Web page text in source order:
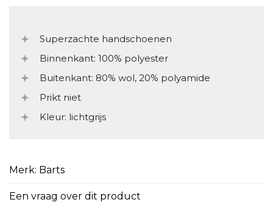
Superzachte handschoenen
Binnenkant: 100% polyester
Buitenkant: 80% wol, 20% polyamide
Prikt niet
Kleur: lichtgrijs
Merk: Barts
Een vraag over dit product